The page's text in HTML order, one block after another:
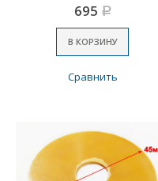
695 Р
В КОРЗИНУ
Сравнить